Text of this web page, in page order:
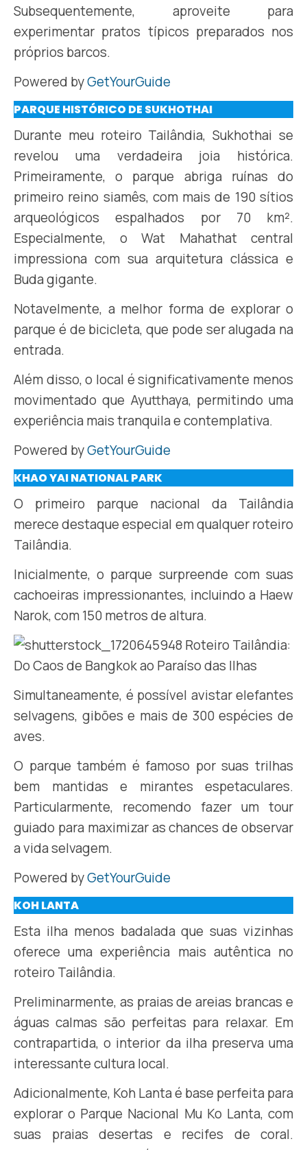
Subsequentemente, aproveite para
experimentar pratos típicos preparados nos
próprios barcos.
Powered byGetYourGuide
PARQUE HISTÓRICO DE SUKHOTHAI
Durante meu roteiro Tailândia, Sukhothai se
revelou uma verdadeira joia histórica.
Primeiramente, o parque abriga ruínas do
primeiro reino siamês, com mais de 190 sítios
arqueológicos espalhados por 70 km².
Especialmente, o Wat Mahathat central
impressiona com sua arquitetura clássica e
Buda gigante.
Notavelmente, a melhor forma de explorar o
parque é de bicicleta, que pode ser alugada na
entrada.
Além disso, o local é significativamente menos
movimentado que Ayutthaya, permitindo uma
experiência mais tranquila e contemplativa.
Powered byGetYourGuide
KHAO YAI NATIONAL PARK
O primeiro parque nacional da Tailândia
merece destaque especial em qualquer roteiro
Tailândia.
Inicialmente, o parque surpreende com suas
cachoeiras impressionantes, incluindo a Haew
Narok, com 150 metros de altura.
Simultaneamente, é possível avistar elefantes
selvagens, gibões e mais de 300 espécies de
aves.
O parque também é famoso por suas trilhas
bem mantidas e mirantes espetaculares.
Particularmente, recomendo fazer um tour
guiado para maximizar as chances de observar
a vida selvagem.
Powered byGetYourGuide
KOH LANTA
Esta ilha menos badalada que suas vizinhas
oferece uma experiência mais autêntica no
roteiro Tailândia.
Preliminarmente, as praias de areias brancas e
águas calmas são perfeitas para relaxar. Em
contrapartida, o interior da ilha preserva uma
interessante cultura local.
Adicionalmente, Koh Lanta é base perfeita para
explorar o Parque Nacional Mu Ko Lanta, com
suas praias desertas e recifes de coral.